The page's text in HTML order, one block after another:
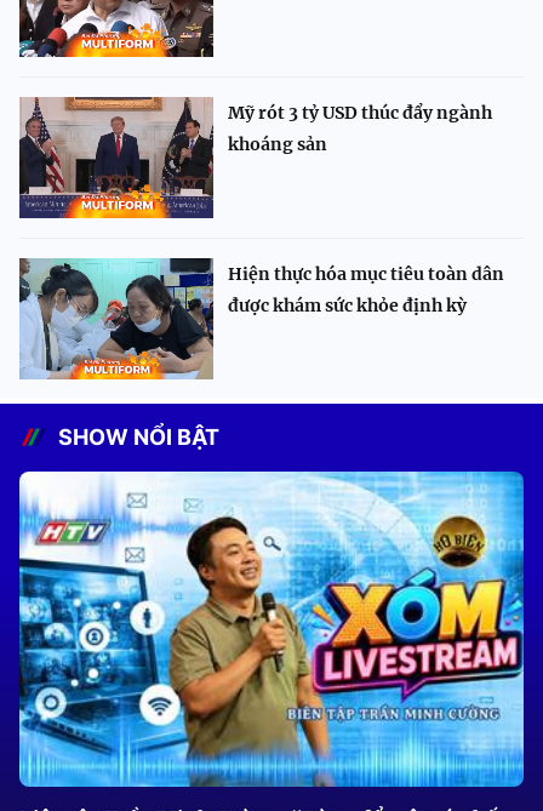
Mỹ rót 3 tỷ USD thúc đẩy ngành
khoáng sản
Hiện thực hóa mục tiêu toàn dân
được khám sức khỏe định kỳ
SHOW NỔI BẬT